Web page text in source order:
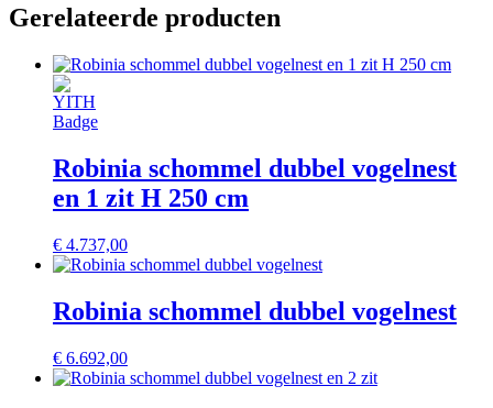
Gerelateerde producten
Robinia schommel dubbel vogelnest
en 1 zit H 250 cm
€ 4.737,00
Robinia schommel dubbel vogelnest
€ 6.692,00